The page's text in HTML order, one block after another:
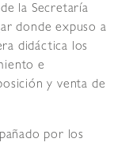
la Secretaría
donde expuso a
didáctica los
e
y venta de
por los